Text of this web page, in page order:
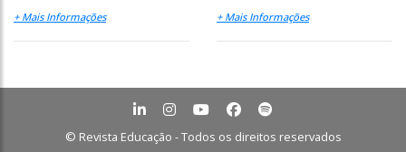
+ Mais Informações + Mais Informações
© Revista Educação - Todos os direitos reservados